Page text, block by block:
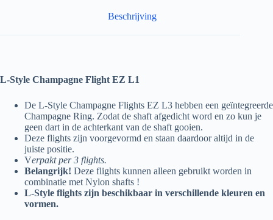
Beschrijving
L-Style Champagne Flight EZ L1
De L-Style Champagne Flights EZ L3 hebben een geïntegreerde
Champagne Ring. Zodat de shaft afgedicht word en zo kun je
geen dart in de achterkant van de shaft gooien.
Deze flights zijn voorgevormd en staan daardoor altijd in de
juiste positie.
Verpakt per 3 flights.
Belangrijk! Deze flights kunnen alleen gebruikt worden in
combinatie met Nylon shafts !
L-Style flights zijn beschikbaar in verschillende kleuren en
vormen.